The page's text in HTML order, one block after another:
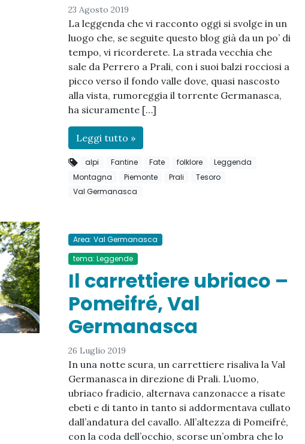
23 Agosto 2019
La leggenda che vi racconto oggi si svolge in un
luogo che, se seguite questo blog già da un po’ di
tempo, vi ricorderete. La strada vecchia che
sale da Perrero a Prali, con i suoi balzi rocciosi a
picco verso il fondo valle dove, quasi nascosto
alla vista, rumoreggia il torrente Germanasca,
ha sicuramente […]
Leggi tutto »
alpi Fantine Fate folklore
Leggenda
Montagna
Piemonte Prali
Tesoro
Val Germanasca
Area: Val Germanasca
tema: Leggende
Il carrettiere ubriaco –
Pomeifré, Val
Germanasca
26 Luglio 2019
In una notte scura, un carrettiere risaliva la Val
Germanasca in direzione di Prali. L’uomo,
ubriaco fradicio, alternava canzonacce a risate
ebeti e di tanto in tanto si addormentava cullato
dall’andatura del cavallo. All’altezza di Pomeifré,
con la coda dell’occhio, scorse un’ombra che lo